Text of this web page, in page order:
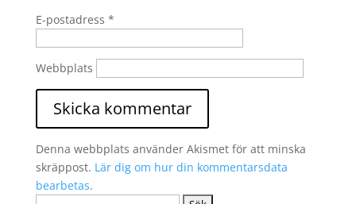
E-postadress *
Webbplats
Denna webbplats använder Akismet för att minska
skräppost. Lär dig om hur din kommentarsdata
bearbetas.